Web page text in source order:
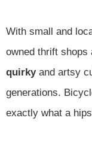
With small and
owned thrift shops
quirkyand artsy
generations.
exactly what a